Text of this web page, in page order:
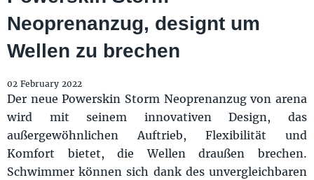
Neoprenanzug, designt um
Wellen zu brechen
02 February 2022
Der neue Powerskin Storm Neoprenanzug von arena
wird mit seinem innovativen Design, das
außergewöhnlichen Auftrieb, Flexibilität und
Komfort bietet, die Wellen draußen brechen.
Schwimmer können sich dank des unvergleichbaren